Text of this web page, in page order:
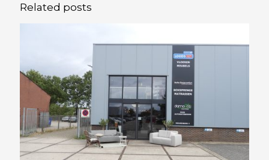
Related posts